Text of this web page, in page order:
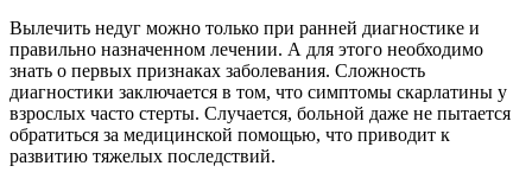
Вылечить недуг можно только при ранней диагностике и
правильно назначенном лечении. А для этого необходимо
знать о первых признаках заболевания. Сложность
диагностики заключается в том, что симптомы скарлатины у
взрослых часто стерты. Случается, больной даже не пытается
обратиться за медицинской помощью, что приводит к
развитию тяжелых последствий.